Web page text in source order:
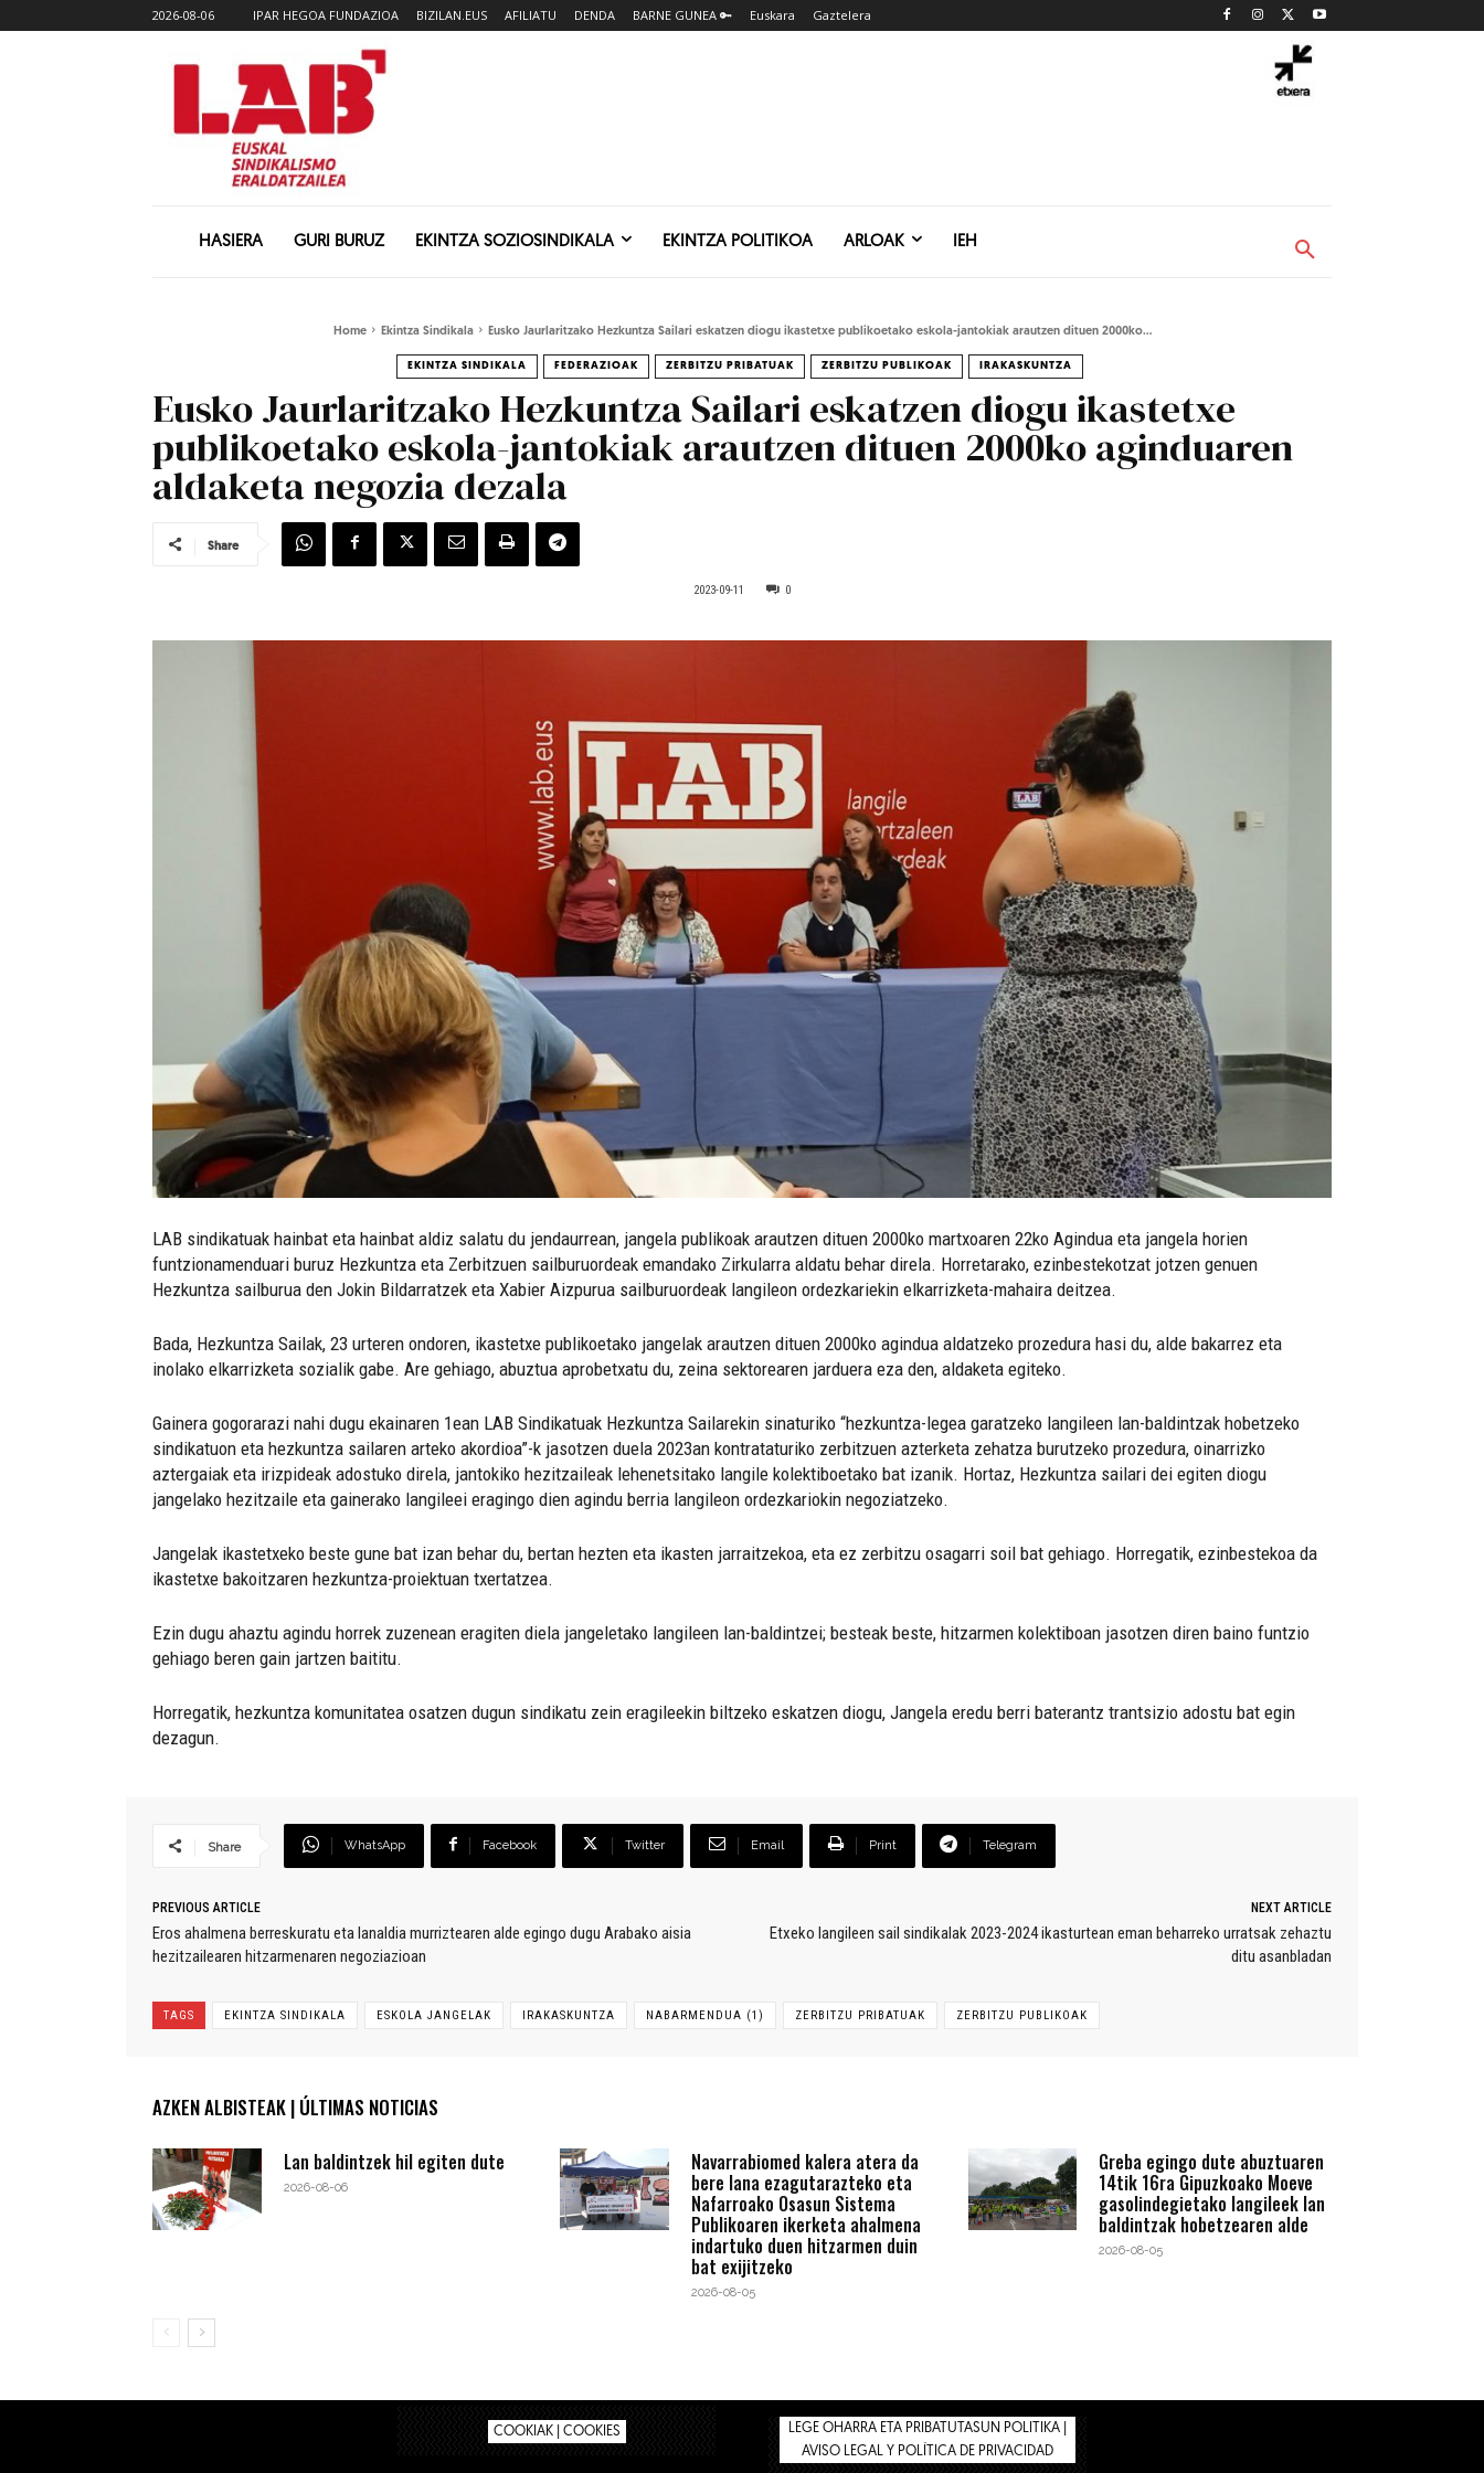
2026-08-06 IPAR HEGOA FUNDAZIOA BIZILAN.EUS AFILIATU DENDA BARNE GUNEA 🔑 Euskara Gaztelera
HASIERA GURI BURUZ EKINTZA SOZIOSINDIKALA EKINTZA POLITIKOA ARLOAK IEH
Home Ekintza Sindikala Eusko Jaurlaritzako Hezkuntza Sailari eskatzen diogu ikastetxe publikoetako eskola-jantokiak arautzen dituen 2000ko...
EKINTZA SINDIKALA FEDERAZIOAK ZERBITZU PRIBATUAK ZERBITZU PUBLIKOAK IRAKASKUNTZA
Eusko Jaurlaritzako Hezkuntza Sailari eskatzen diogu ikastetxe
publikoetako eskola-jantokiak arautzen dituen 2000ko aginduaren
aldaketa negozia dezala
Share
2023-09-11 0
LAB sindikatuak hainbat eta hainbat aldiz salatu du jendaurrean, jangela publikoak arautzen dituen 2000ko martxoaren 22ko Agindua eta jangela horien
funtzionamenduari buruz Hezkuntza eta Zerbitzuen sailburuordeak emandako Zirkularra aldatu behar direla. Horretarako, ezinbestekotzat jotzen genuen
Hezkuntza sailburua den Jokin Bildarratzek eta Xabier Aizpurua sailburuordeak langileon ordezkariekin elkarrizketa-mahaira deitzea.
Bada, Hezkuntza Sailak, 23 urteren ondoren, ikastetxe publikoetako jangelak arautzen dituen 2000ko agindua aldatzeko prozedura hasi du, alde bakarrez eta
inolako elkarrizketa sozialik gabe. Are gehiago, abuztua aprobetxatu du, zeina sektorearen jarduera eza den, aldaketa egiteko.
Gainera gogorarazi nahi dugu ekainaren 1ean LAB Sindikatuak Hezkuntza Sailarekin sinaturiko “hezkuntza-legea garatzeko langileen lan-baldintzak hobetzeko
sindikatuon eta hezkuntza sailaren arteko akordioa”-k jasotzen duela 2023an kontrataturiko zerbitzuen azterketa zehatza burutzeko prozedura, oinarrizko
aztergaiak eta irizpideak adostuko direla, jantokiko hezitzaileak lehenetsitako langile kolektiboetako bat izanik. Hortaz, Hezkuntza sailari dei egiten diogu
jangelako hezitzaile eta gainerako langileei eragingo dien agindu berria langileon ordezkariokin negoziatzeko.
Jangelak ikastetxeko beste gune bat izan behar du, bertan hezten eta ikasten jarraitzekoa, eta ez zerbitzu osagarri soil bat gehiago. Horregatik, ezinbestekoa da
ikastetxe bakoitzaren hezkuntza-proiektuan txertatzea.
Ezin dugu ahaztu agindu horrek zuzenean eragiten diela jangeletako langileen lan-baldintzei; besteak beste, hitzarmen kolektiboan jasotzen diren baino funtzio
gehiago beren gain jartzen baititu.
Horregatik, hezkuntza komunitatea osatzen dugun sindikatu zein eragileekin biltzeko eskatzen diogu, Jangela eredu berri baterantz trantsizio adostu bat egin
dezagun.
Share WhatsApp Facebook Twitter Email Print Telegram
PREVIOUS ARTICLE
Eros ahalmena berreskuratu eta lanaldia murriztearen alde egingo dugu Arabako aisia
hezitzailearen hitzarmenaren negoziazioan
NEXT ARTICLE
Etxeko langileen sail sindikalak 2023-2024 ikasturtean eman beharreko urratsak zehaztu
ditu asanbladan
TAGS EKINTZA SINDIKALA ESKOLA JANGELAK IRAKASKUNTZA NABARMENDUA (1) ZERBITZU PRIBATUAK ZERBITZU PUBLIKOAK
AZKEN ALBISTEAK | ÚLTIMAS NOTICIAS
Lan baldintzek hil egiten dute
2026-08-06
Navarrabiomed kalera atera da
bere lana ezagutarazteko eta
Nafarroako Osasun Sistema
Publikoaren ikerketa ahalmena
indartuko duen hitzarmen duin
bat exijitzeko
2026-08-05
Greba egingo dute abuztuaren
14tik 16ra Gipuzkoako Moeve
gasolindegietako langileek lan
baldintzak hobetzearen alde
2026-08-05
COOKIAK | COOKIES
LEGE OHARRA ETA PRIBATUTASUN POLITIKA |
AVISO LEGAL Y POLÍTICA DE PRIVACIDAD